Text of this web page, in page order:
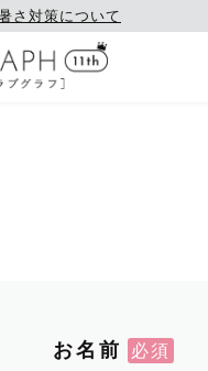
さ対策について
お名前